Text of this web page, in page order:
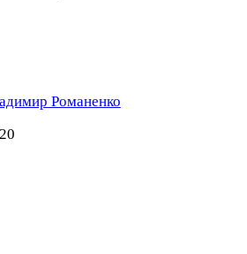
Романенко